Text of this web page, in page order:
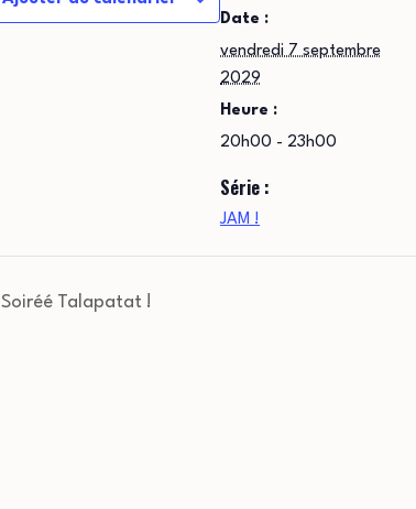
Date :
vendredi 7 septembre
2029
Heure :
20h00 - 23h00
Série :
JAM !
Soiréé Talapatat !